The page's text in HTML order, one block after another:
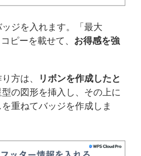
ジを入れます。「最大
ピーを載せて、 お得感を強
方は、
リボンを作成したと
の図形を挿入し、その上に
重ねてバッジを作成しま